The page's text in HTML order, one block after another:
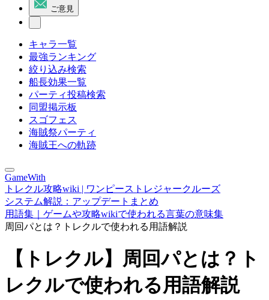
ご意見
キャラ一覧
最強ランキング
絞り込み検索
船長効果一覧
パーティ投稿検索
同盟掲示板
スゴフェス
海賊祭パーティ
海賊王への軌跡
GameWith
トレクル攻略wiki | ワンピーストレジャークルーズ
システム解説：アップデートまとめ
用語集｜ゲームや攻略wikiで使われる言葉の意味集
周回パとは？トレクルで使われる用語解説
【トレクル】周回パとは？ト
レクルで使われる用語解説